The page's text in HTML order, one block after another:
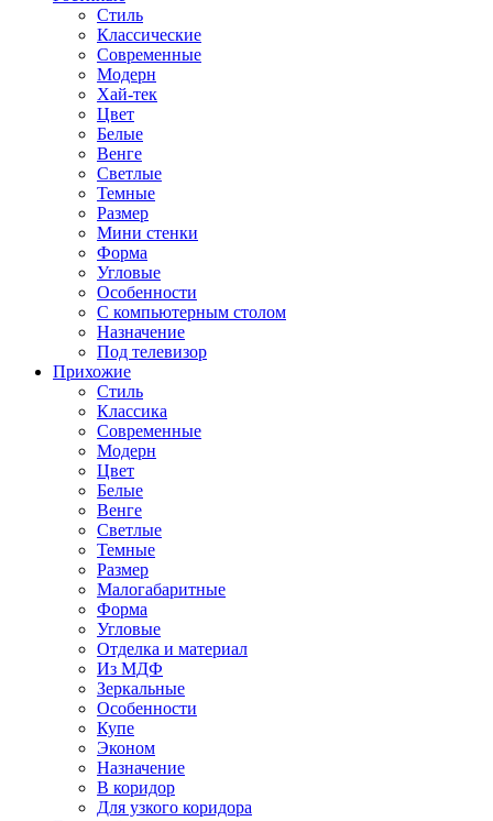
Стиль
Классические
Современные
Модерн
Хай-тек
Цвет
Белые
Венге
Светлые
Темные
Размер
Мини стенки
Форма
Угловые
Особенности
С компьютерным столом
Назначение
Под телевизор
Прихожие
Стиль
Классика
Современные
Модерн
Цвет
Белые
Венге
Светлые
Темные
Размер
Малогабаритные
Форма
Угловые
Отделка и материал
Из МДФ
Зеркальные
Особенности
Купе
Эконом
Назначение
В коридор
Для узкого коридора